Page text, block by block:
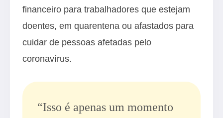
financeiro para trabalhadores que estejam
doentes, em quarentena ou afastados para
cuidar de pessoas afetadas pelo
coronavírus.
“Isso é apenas um momento